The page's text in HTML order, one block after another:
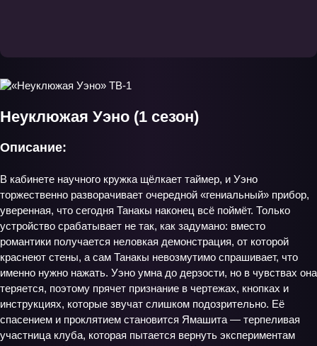
Неуклюжая Уэно (1 сезон)
Описание:
В кабинете научного кружка щёлкает таймер, и Уэно
торжественно разворачивает очередной «гениальный» прибор,
уверенная, что сегодня Танакы наконец всё поймёт. Только
устройство срабатывает не так, как задумано: вместо
романтики получается неловкая демонстрация, от которой
краснеют стены, а сам Танакы невозмутимо спрашивает, что
именно нужно нажать. Уэно умна до дерзости, но в чувствах она
теряется, поэтому прячет признание в чертежах, кнопках и
инструкциях, которые звучат слишком подозрительно. Её
спасением и проклятием становится Ямашита — терпеливая
участница клуба, которая пытается вернуть экспериментам